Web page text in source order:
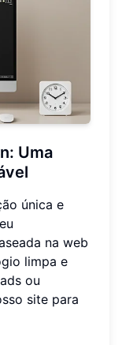
Uma
única e
na web
limpa e
ou
site para